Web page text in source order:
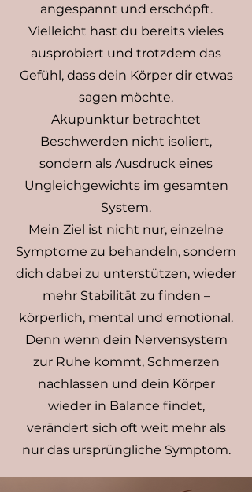
angespannt und erschöpft.
Vielleicht hast du bereits vieles
ausprobiert und trotzdem das
Gefühl, dass dein Körper dir etwas
sagen möchte.
Akupunktur betrachtet
Beschwerden nicht isoliert,
sondern als Ausdruck eines
Ungleichgewichts im gesamten
System.
Mein Ziel ist nicht nur, einzelne
Symptome zu behandeln, sondern
dich dabei zu unterstützen, wieder
mehr Stabilität zu finden –
körperlich, mental und emotional.
Denn wenn dein Nervensystem
zur Ruhe kommt, Schmerzen
nachlassen und dein Körper
wieder in Balance findet,
verändert sich oft weit mehr als
nur das ursprüngliche Symptom.